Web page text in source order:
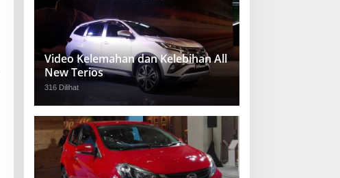
Video Kelemahan dan Kelebihan All
New Terios
316 Dilihat